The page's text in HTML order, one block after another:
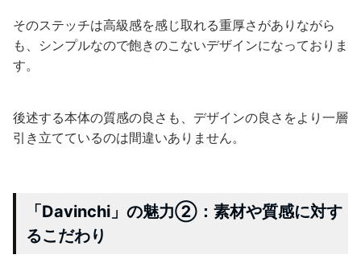
そのステッチは高級感を感じ取れる重厚さがありながら
も、シンプルなので飽きのこないデザインになっておりま
す。
後述する本体の質感の良さも、デザインの良さをより一層
引き立てているのは間違いありません。
「Davinchi」の魅力②：素材や質感に対す
るこだわり